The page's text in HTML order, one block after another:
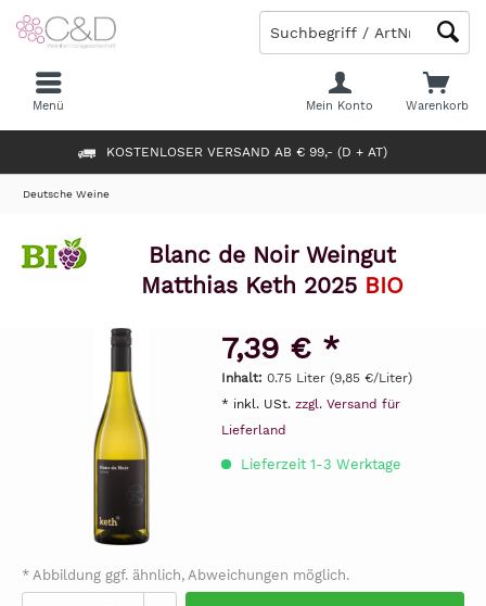
KOSTENLOSER VERSAND AB € 99,- (D + AT)
Warenkorb
Mein Konto
Menü
Deutsche Weine
Blanc de Noir Weingut
Matthias Keth 2025 BIO
7,39 € *
Inhalt: 0.75 Liter (9,85 €/Liter)
* inkl. USt. zzgl. Versand für
Lieferland
Lieferzeit 1-3 Werktage
* Abbildung ggf. ähnlich, Abweichungen möglich.